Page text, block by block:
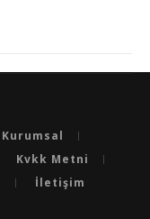
Kurumsal
Kvkk Metni
İletişim